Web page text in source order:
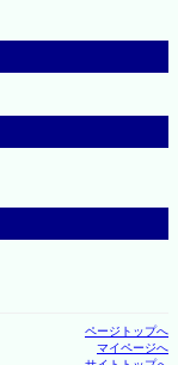
ページトップへ
マイページへ